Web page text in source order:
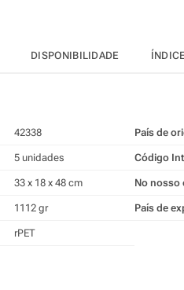
DISPONIBILIDADE
42338
5 unidades
33 x 18 x 48 cm
1112 gr
rPET
País de
Código
No nosso
País de